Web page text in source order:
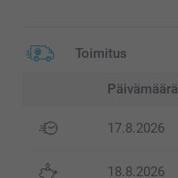
Toimitus
Päivämäärä
17.8.2026
18.8.2026